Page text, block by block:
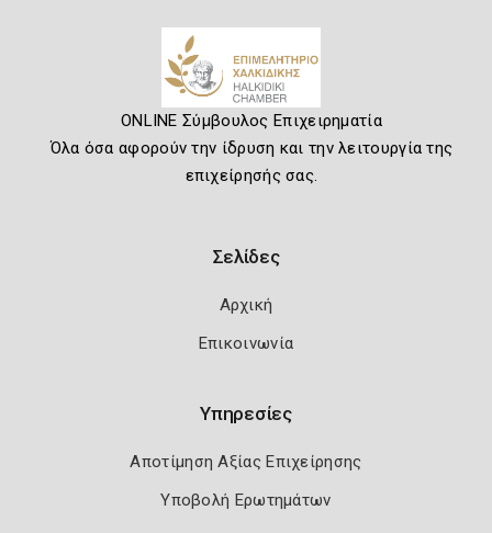
ONLINE Σύμβουλος Επιχειρηματία
Όλα όσα αφορούν την ίδρυση και την λειτουργία της
επιχείρησής σας.
Σελίδες
Αρχική
Επικοινωνία
Υπηρεσίες
Αποτίμηση Αξίας Επιχείρησης
Υποβολή Ερωτημάτων